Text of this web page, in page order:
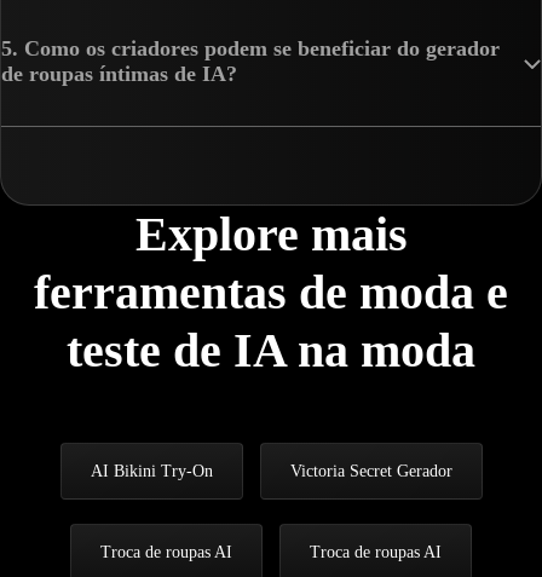
5. Como os criadores podem se beneficiar do gerador
de roupas íntimas de IA?
Explore mais
ferramentas de moda e
teste de IA na moda
AI Bikini Try-On Victoria Secret Gerador
Troca de roupas AI Troca de roupas AI